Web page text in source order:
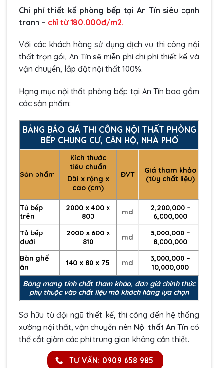
Chi phí thiết kế phòng bếp tại An Tín siêu cạnh
tranh – chỉ từ 180.000đ/m2.
Với các khách hàng sử dụng dịch vụ thi công nội
thất trọn gói, An Tín sẽ miễn phí chi phí thiết kế và
vận chuyển, lắp đặt nội thất 100%.
Hạng mục nội thất phòng bếp tại An Tín bao gồm
các sản phẩm:
BẢNG BÁO GIÁ THI CÔNG NỘI THẤT PHÒNG
BẾP CHUNG CƯ, CĂN HỘ, NHÀ PHỐ
Sản phẩm
Kích thước
tiêu chuẩn
Dài x rộng x
cao (cm)
ĐVT
Giá tham khảo
(tùy chất liệu)
Tủ bếp
trên
2000 x 400 x
800
md
2,200,000 –
6,000,000
Tủ bếp
dưới
2000 x 600 x
810
md
3,000,000 –
8,000,000
Bàn ghế
ăn
140 x 80 x 75 md
3,000,000 –
10,000,000
Bảng mang tính chất tham khảo, đơn giá chính thức
phụ thuộc vào chất liệu mà khách hàng lựa chọn
Sở hữu từ đội ngũ thiết kế, thi công đến hệ thống
xưởng nội thất, vận chuyển nên Nội thất An Tín có
thể cắt giảm các phí trung gian không cần thiết.
TƯ VẤN: 0909 658 985